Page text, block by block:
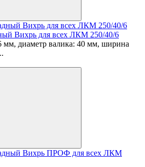
Вихрь для всех ЛКМ 250/40/6
мм, диаметр валика: 40 мм, ширина